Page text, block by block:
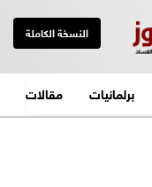
النسخة الكاملة
برلمانيات مقالات